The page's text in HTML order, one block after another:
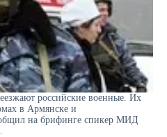
российские военные. Их
в Армянске и
на брифинге спикер МИД